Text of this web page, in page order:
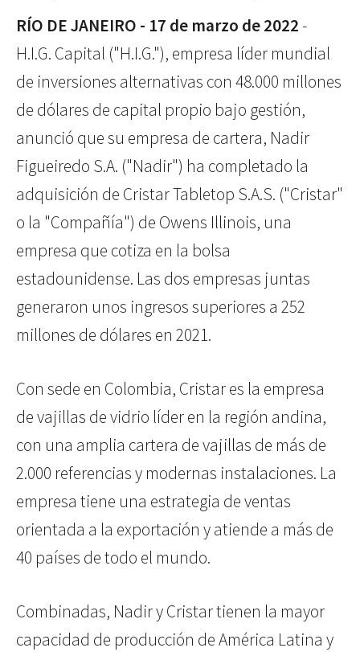
RÍO DE JANEIRO - 17 de marzo de 2022-
H.I.G. Capital ("H.I.G."), empresa líder mundial
de inversiones alternativas con 48.000 millones
de dólares de capital propio bajo gestión,
anunció que su empresa de cartera, Nadir
Figueiredo S.A. ("Nadir") ha completado la
adquisición de Cristar Tabletop S.A.S. ("Cristar"
o la "Compañía") de Owens Illinois, una
empresa que cotiza en la bolsa
estadounidense. Las dos empresas juntas
generaron unos ingresos superiores a 252
millones de dólares en 2021.
Con sede en Colombia, Cristar es la empresa
de vajillas de vidrio líder en la región andina,
con una amplia cartera de vajillas de más de
2.000 referencias y modernas instalaciones. La
empresa tiene una estrategia de ventas
orientada a la exportación y atiende a más de
40 países de todo el mundo.
Combinadas, Nadir y Cristar tienen la mayor
capacidad de producción de América Latina y